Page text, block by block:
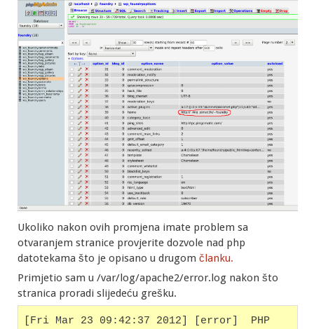
Ukoliko nakon ovih promjena imate problem sa
otvaranjem stranice provjerite dozvole nad php
datotekama što je opisano u drugom članku.
Primjetio sam u /var/log/apache2/error.log nakon što
stranica proradi slijedeću grešku.
[Fri Mar 23 09:42:37 2012] [error]  PHP